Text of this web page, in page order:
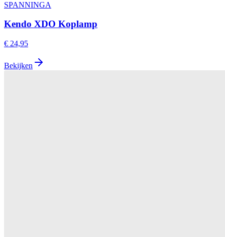
SPANNINGA
Kendo XDO Koplamp
€ 24,95
Bekijken